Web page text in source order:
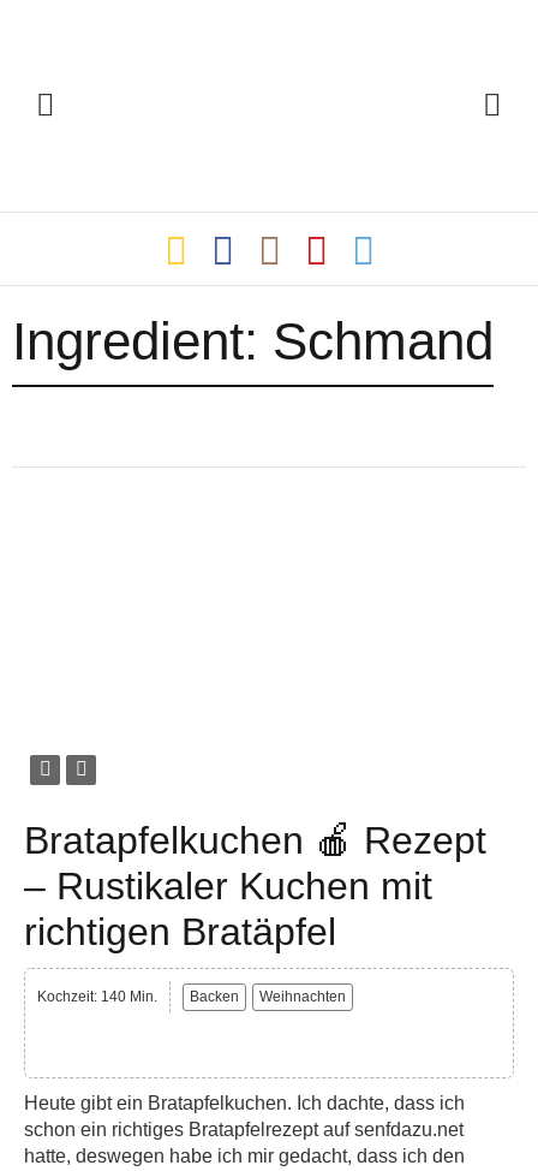
Ingredient: Schmand
Bratapfelkuchen 🍎 Rezept
– Rustikaler Kuchen mit
richtigen Bratäpfel
Kochzeit: 140 Min. Backen Weihnachten
Heute gibt ein Bratapfelkuchen. Ich dachte, dass ich
schon ein richtiges Bratapfelrezept auf senfdazu.net
hatte, deswegen habe ich mir gedacht, dass ich den